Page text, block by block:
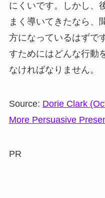
にくいです。しかし、
まく導いてきたなら、
方になっているはずで
すためにはどんな行動
なければなりません。
Source: Dorie Clark
More Persuasive
PR